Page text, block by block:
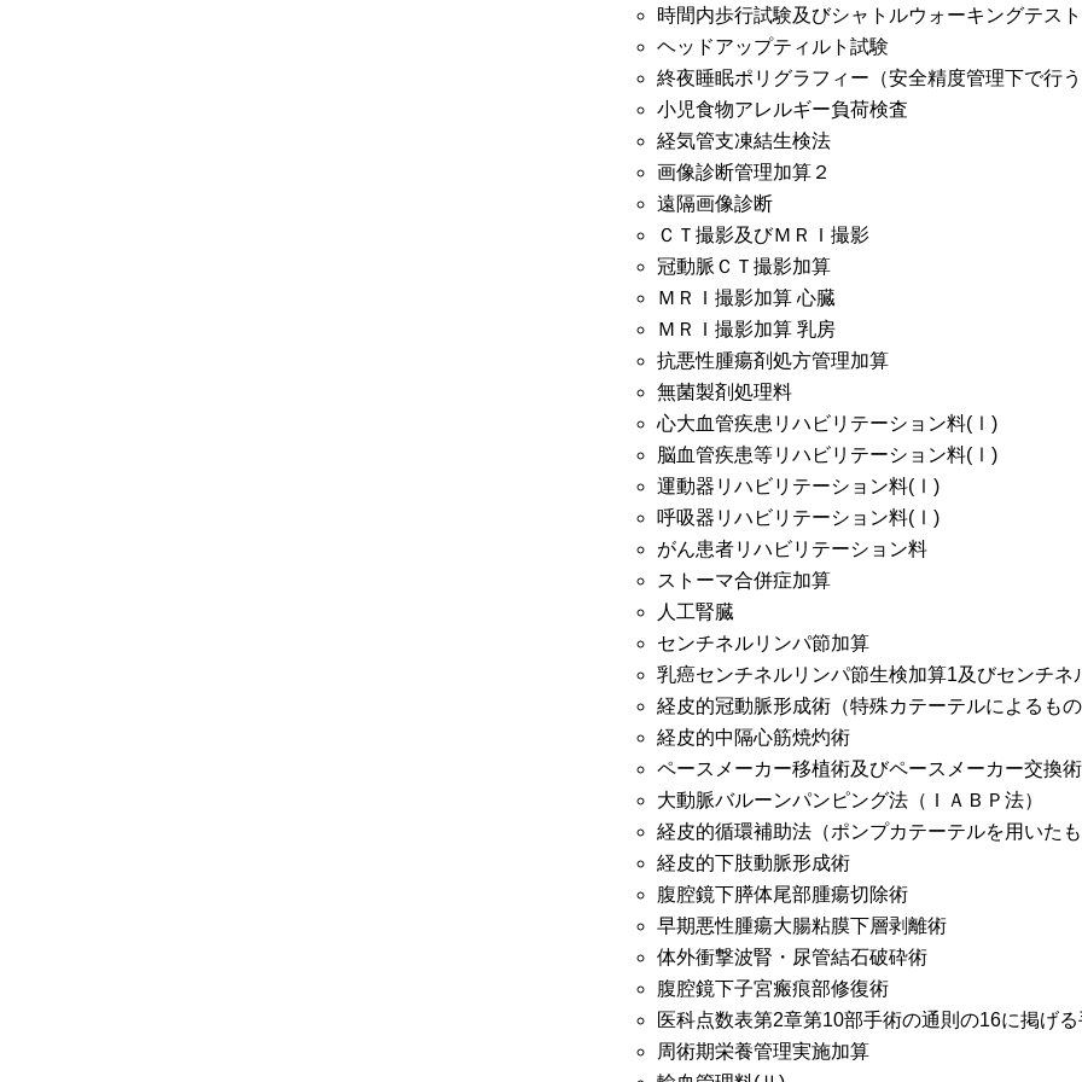
時間内歩行試験及びシャトルウォーキングテスト
ヘッドアップティルト試験
終夜睡眠ポリグラフィー（安全精度管理下で行
小児食物アレルギー負荷検査
経気管支凍結生検法
画像診断管理加算２
遠隔画像診断
ＣＴ撮影及びＭＲＩ撮影
冠動脈ＣＴ撮影加算
ＭＲＩ撮影加算 心臓
ＭＲＩ撮影加算 乳房
抗悪性腫瘍剤処方管理加算
無菌製剤処理料
心大血管疾患リハビリテーション料(Ⅰ)
脳血管疾患等リハビリテーション料(Ⅰ)
運動器リハビリテーション料(Ⅰ)
呼吸器リハビリテーション料(Ⅰ)
がん患者リハビリテーション料
ストーマ合併症加算
人工腎臓
センチネルリンパ節加算
乳癌センチネルリンパ節生検加算1及びセンチネ
経皮的冠動脈形成術（特殊カテーテルによるも
経皮的中隔心筋焼灼術
ペースメーカー移植術及びペースメーカー交換術
大動脈バルーンパンピング法（ＩＡＢＰ法）
経皮的循環補助法（ポンプカテーテルを用いた
経皮的下肢動脈形成術
腹腔鏡下膵体尾部腫瘍切除術
早期悪性腫瘍大腸粘膜下層剥離術
体外衝撃波腎・尿管結石破砕術
腹腔鏡下子宮瘢痕部修復術
医科点数表第2章第10部手術の通則の16に掲げ
周術期栄養管理実施加算